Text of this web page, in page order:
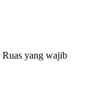
Ruas yang wajib